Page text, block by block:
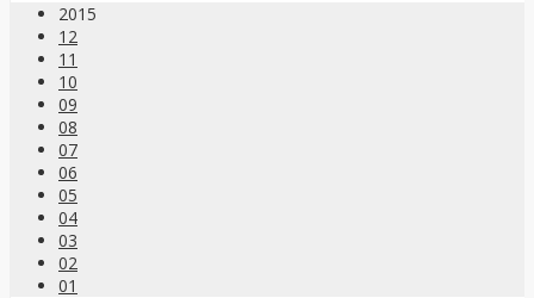
2015
12
11
10
09
08
07
06
05
04
03
02
01